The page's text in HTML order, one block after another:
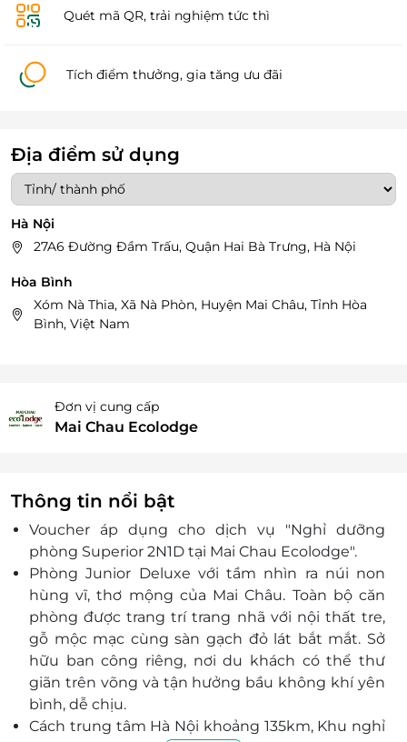
Quét mã QR, trải nghiệm tức thì
Tích điểm thưởng, gia tăng ưu đãi
Địa điểm sử dụng
Hà Nội
27A6 Đường Đầm Trấu, Quận Hai Bà Trưng, Hà Nội
Hòa Bình
Xóm Nà Thia, Xã Nà Phòn, Huyện Mai Châu, Tỉnh Hòa
Bình, Việt Nam
Đơn vị cung cấp
Mai Chau Ecolodge
Thông tin nổi bật
Voucher áp dụng cho dịch vụ "Nghỉ dưỡng
phòng Superior 2N1D tại Mai Chau Ecolodge".
Phòng Junior Deluxe với tầm nhìn ra núi non
hùng vĩ, thơ mộng của Mai Châu. Toàn bộ căn
phòng được trang trí trang nhã với nội thất tre,
gỗ mộc mạc cùng sàn gạch đỏ lát bắt mắt. Sở
hữu ban công riêng, nơi du khách có thể thư
giãn trên võng và tận hưởng bầu không khí yên
bình, dễ chịu.
Cách trung tâm Hà Nội khoảng 135km, Khu nghỉ